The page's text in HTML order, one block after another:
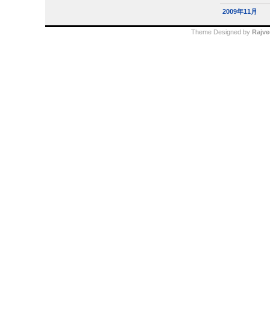
2009年11月
Theme Designed by